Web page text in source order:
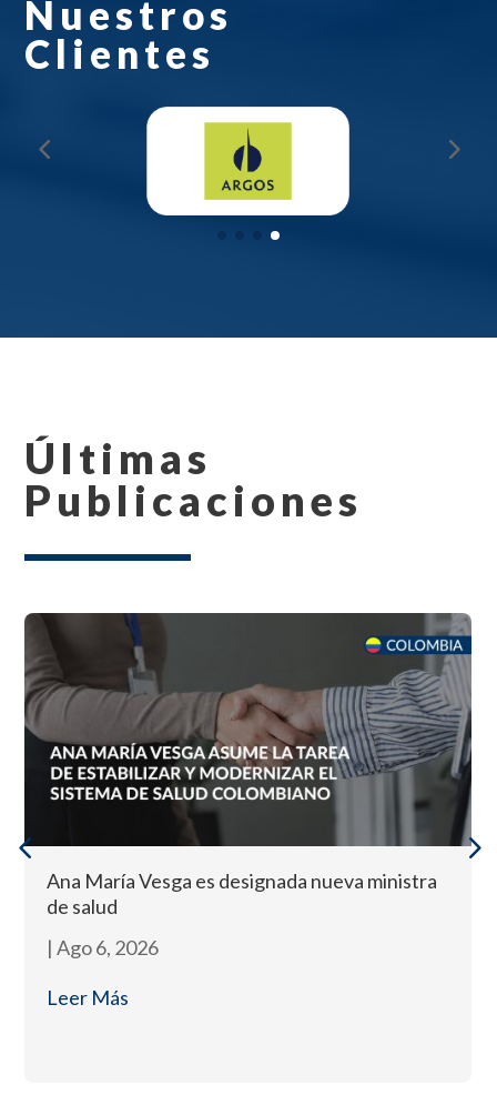
Nuestros
Clientes
Últimas
Publicaciones
Ana María Vesga es designada nueva ministra
de salud
| Ago 6, 2026
Leer Más